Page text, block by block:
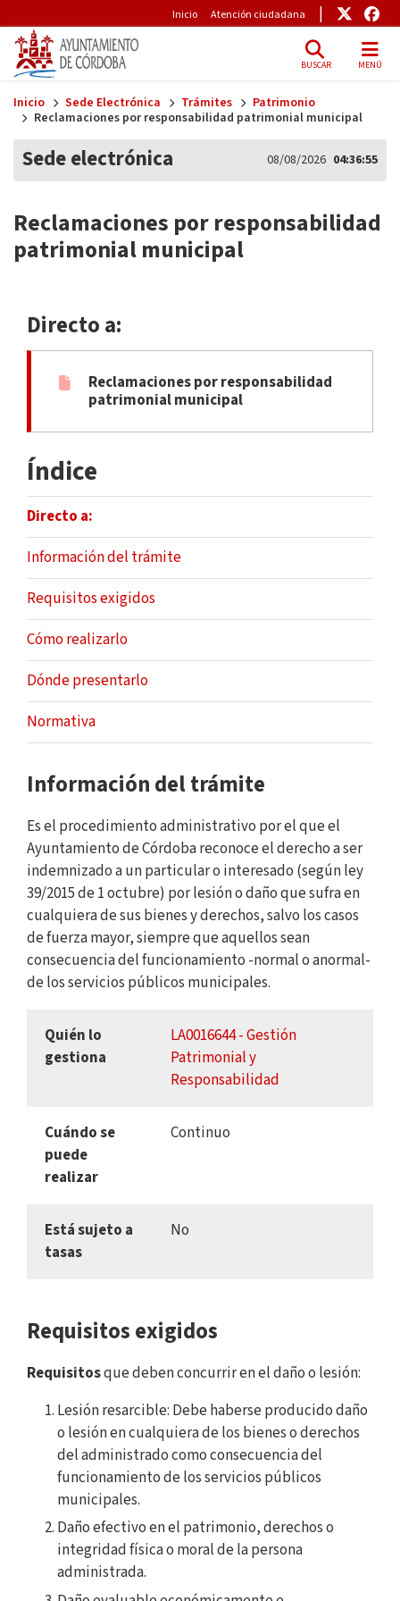
Pre-Header
Inicio Atención ciudadana Enlace
BUSCAR MENÚ
Inicio Sede Electrónica Trámites
Patrimonio
Reclamaciones por responsabilidad patrimonial municipal
Sede electrónica 08/08/2026 04:36:55
Reclamaciones por responsabilidad
patrimonial municipal
Directo a:
Reclamaciones por responsabilidad
patrimonial municipal
Índice
Directo a:
Información del trámite
Requisitos exigidos
Cómo realizarlo
Dónde presentarlo
Normativa
Información del trámite
Es el procedimiento administrativo por el que el
Ayuntamiento de Córdoba reconoce el derecho a ser
indemnizado a un particular o interesado (según ley
39/2015 de 1 octubre) por lesión o daño que sufra en
cualquiera de sus bienes y derechos, salvo los casos
de fuerza mayor, siempre que aquellos sean
consecuencia del funcionamiento -normal o anormal-
de los servicios públicos municipales.
Quién lo
gestiona
LA0016644 - Gestión
Patrimonial y
Responsabilidad
Cuándo se
puede
realizar
Continuo
Está sujeto a
tasas
No
Requisitos exigidos
Requisitosque deben concurrir en el daño o lesión:
Lesión resarcible: Debe haberse producido daño
o lesión en cualquiera de los bienes o derechos
del administrado como consecuencia del
funcionamiento de los servicios públicos
municipales.
Daño efectivo en el patrimonio, derechos o
integridad física o moral de la persona
administrada.